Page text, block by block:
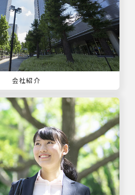
会社紹介